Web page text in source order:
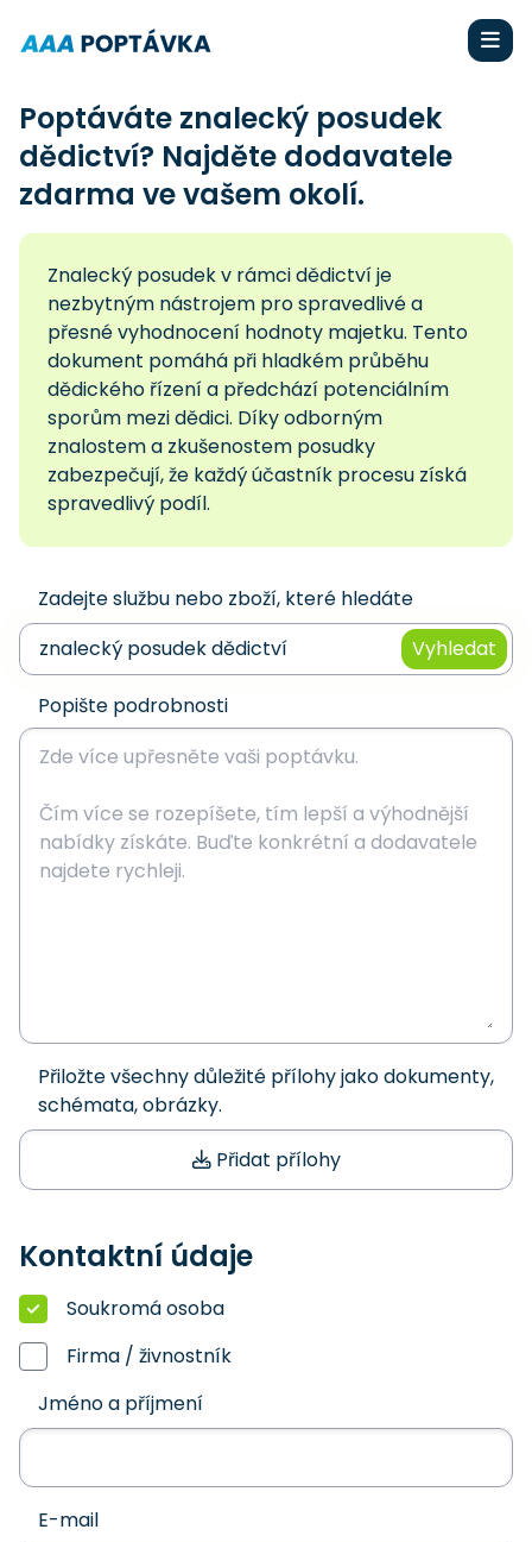
Poptáváte znalecký posudek
dědictví? Najděte dodavatele
zdarma ve vašem okolí.
Znalecký posudek v rámci dědictví je
nezbytným nástrojem pro spravedlivé a
přesné vyhodnocení hodnoty majetku. Tento
dokument pomáhá při hladkém průběhu
dědického řízení a předchází potenciálním
sporům mezi dědici. Díky odborným
znalostem a zkušenostem posudky
zabezpečují, že každý účastník procesu získá
spravedlivý podíl.
Zadejte službu nebo zboží, které hledáte
Vyhledat
Popište podrobnosti
Přiložte všechny důležité přílohy jako dokumenty,
schémata, obrázky.
Přidat přílohy
Kontaktní údaje
Soukromá osoba
Firma / živnostník
Jméno a příjmení
E-mail